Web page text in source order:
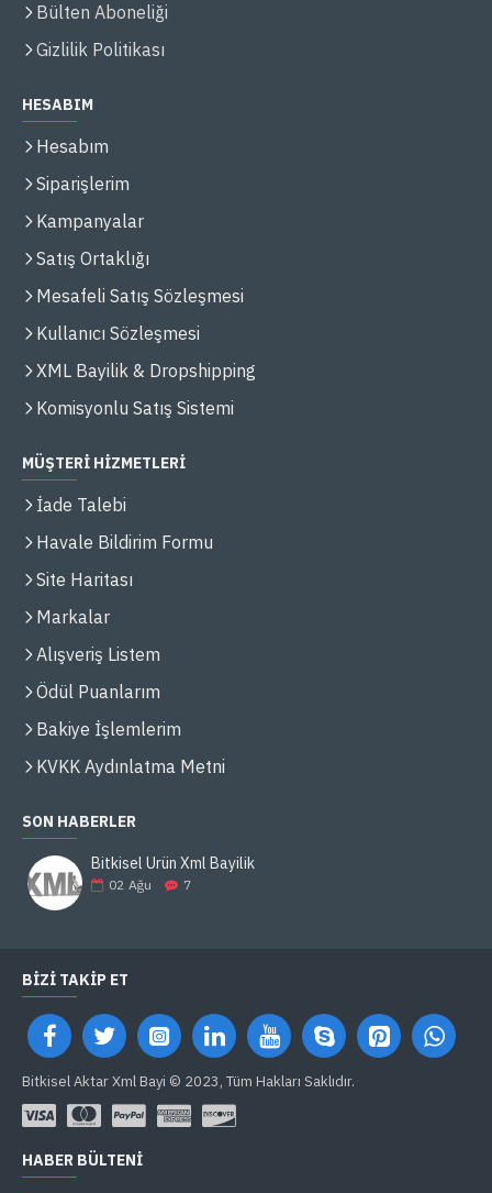
Bülten Aboneliği
Gizlilik Politikası
HESABIM
Hesabım
Siparişlerim
Kampanyalar
Satış Ortaklığı
Mesafeli Satış Sözleşmesi
Kullanıcı Sözleşmesi
XML Bayilik & Dropshipping
Komisyonlu Satış Sistemi
MÜŞTERİ HİZMETLERİ
İade Talebi
Havale Bildirim Formu
Site Haritası
Markalar
Alışveriş Listem
Ödül Puanlarım
Bakiye İşlemlerim
KVKK Aydınlatma Metni
SON HABERLER
Bitkisel Ürün Xml Bayilik
02 Ağu 7
BIZI TAKIP ET
Bitkisel Aktar Xml Bayi © 2023, Tüm Hakları Saklıdır.
HABER BÜLTENI